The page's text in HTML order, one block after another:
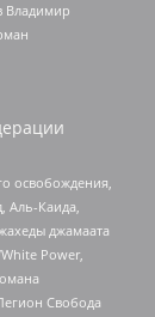
Владимир
освобождения,
Аль-Каида,
джамаата
Power,
Свобода